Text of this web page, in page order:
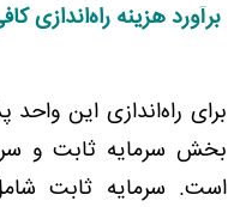
برآورد هزینه راه‌اندازی
برای راه‌اندازی این واحد
بخش سرمایه ثابت و
است. سرمایه ثابت